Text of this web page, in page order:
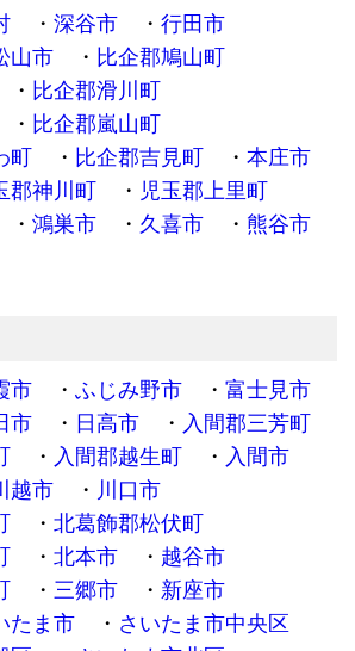
深谷市
行田市
山市
比企郡鳩山町
比企郡滑川町
比企郡嵐山町
比企郡吉見町
本庄市
郡神川町
児玉郡上里町
鴻巣市 久喜市
熊谷市
市 ふじみ野市
富士見市
市 日高市
入間郡三芳町
入間郡越生町
入間市
越市
川口市
北葛飾郡松伏町
北本市
越谷市
三郷市
新座市
たま市
さいたま市中央区